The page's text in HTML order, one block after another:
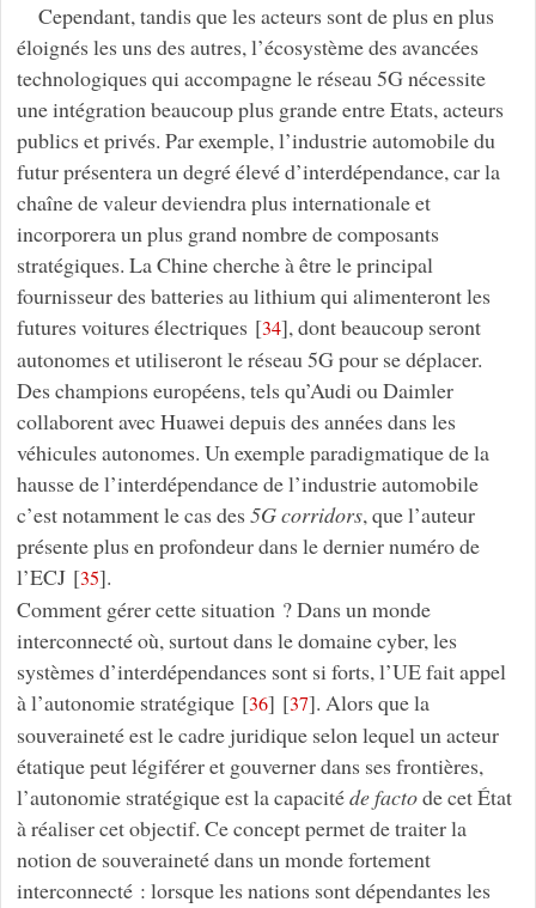
Cependant, tandis que les acteurs sont de plus en plus
éloignés les uns des autres, l’écosystème des avancées
technologiques qui accompagne le réseau 5G nécessite
une intégration beaucoup plus grande entre Etats, acteurs
publics et privés. Par exemple, l’industrie automobile du
futur présentera un degré élevé d’interdépendance, car la
chaîne de valeur deviendra plus internationale et
incorporera un plus grand nombre de composants
stratégiques. La Chine cherche à être le principal
fournisseur des batteries au lithium qui alimenteront les
futures voitures électriques [34], dont beaucoup seront
autonomes et utiliseront le réseau 5G pour se déplacer.
Des champions européens, tels qu’Audi ou Daimler
collaborent avec Huawei depuis des années dans les
véhicules autonomes. Un exemple paradigmatique de la
hausse de l’interdépendance de l’industrie automobile
c’est notamment le cas des 5G corridors, que l’auteur
présente plus en profondeur dans le dernier numéro de
l’ECJ[35].
Comment gérer cette situation ? Dans un monde
interconnecté où, surtout dans le domaine cyber, les
systèmes d’interdépendances sont si forts, l’UE fait appel
à l’autonomie stratégique[36] [37]. Alors que la
souveraineté est le cadre juridique selon lequel un acteur
étatique peut légiférer et gouverner dans ses frontières,
l’autonomie stratégique est la capacitéde factode cet État
à réaliser cet objectif. Ce concept permet de traiter la
notion de souveraineté dans un monde fortement
interconnecté : lorsque les nations sont dépendantes les